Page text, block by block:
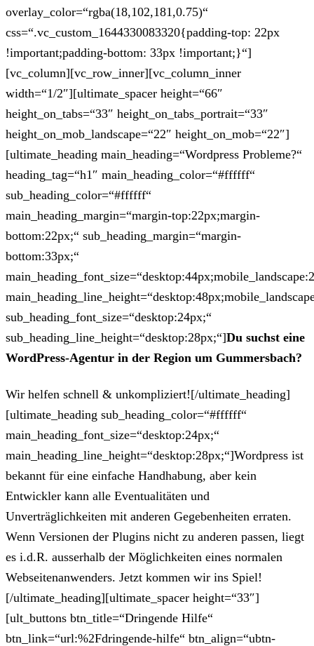
overlay_color=“rgba(18,102,181,0.75)“
css=“.vc_custom_1644330083320{padding-top: 22px
!important;padding-bottom: 33px !important;}“]
[vc_column][vc_row_inner][vc_column_inner
width=“1/2″][ultimate_spacer height=“66″
height_on_tabs=“33″ height_on_tabs_portrait=“33″
height_on_mob_landscape=“22″ height_on_mob=“22″]
[ultimate_heading main_heading=“Wordpress Probleme?“
heading_tag=“h1″ main_heading_color=“#ffffff“
sub_heading_color=“#ffffff“
main_heading_margin=“margin-top:22px;margin-
bottom:22px;“ sub_heading_margin=“margin-
bottom:33px;“
sub_heading_font_size=“desktop:24px;“
sub_heading_line_height=“desktop:28px;“]Du suchst eine
WordPress-Agentur in der Region um Gummersbach?
Wir helfen schnell & unkompliziert![/ultimate_heading]
[ultimate_heading sub_heading_color=“#ffffff“
main_heading_font_size=“desktop:24px;“
main_heading_line_height=“desktop:28px;“]Wordpress ist
bekannt für eine einfache Handhabung, aber kein
Entwickler kann alle Eventualitäten und
Unverträglichkeiten mit anderen Gegebenheiten erraten.
Wenn Versionen der Plugins nicht zu anderen passen, liegt
es i.d.R. ausserhalb der Möglichkeiten eines normalen
Webseitenanwenders. Jetzt kommen wir ins Spiel!
[/ultimate_heading][ultimate_spacer height=“33″]
[ult_buttons btn_title=“Dringende Hilfe“
btn_link=“url:%2Fdringende-hilfe“ btn_align=“ubtn-